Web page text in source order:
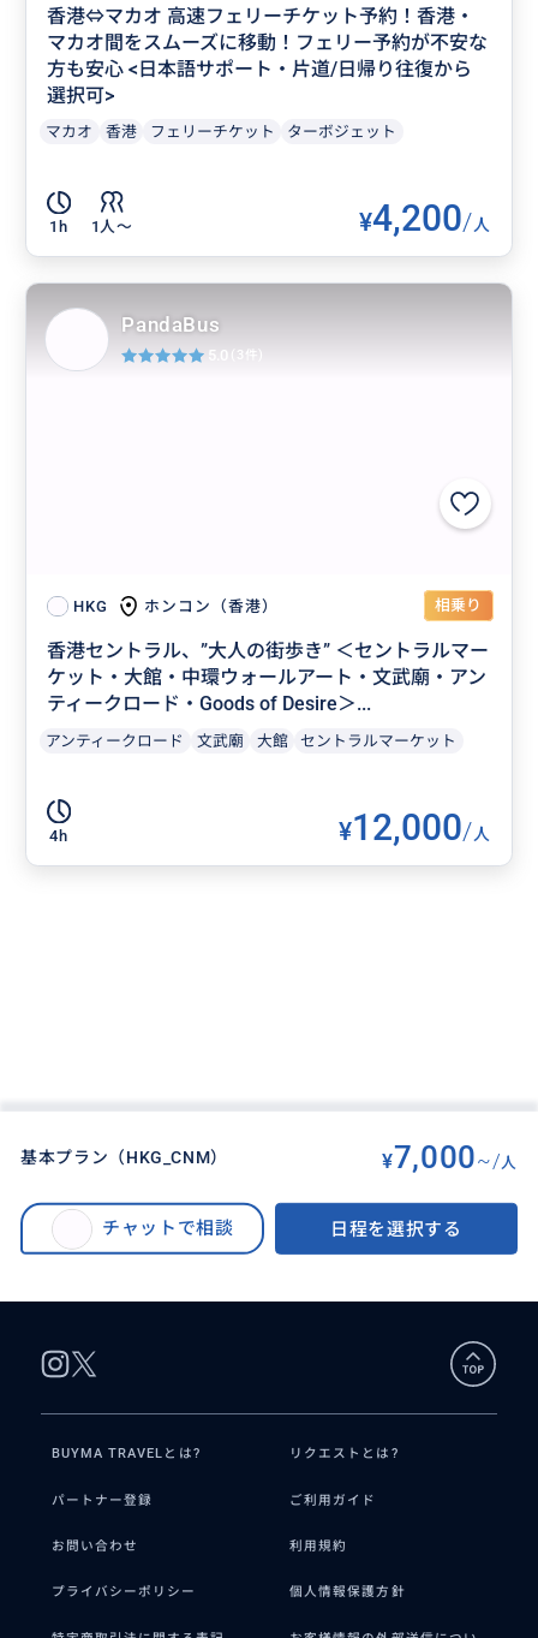
香港⇔マカオ 高速フェリーチケット予約！香港・
マカオ間をスムーズに移動！フェリー予約が不安な
方も安心 <日本語サポート・片道/日帰り往復から
選択可>
マカオ 香港 フェリーチケット ターボジェット
1h 1人〜 ¥4,200/人
HKG ホンコン（香港） 相乗り
香港セントラル、”大人の街歩き” ＜セントラルマー
ケット・大館・中環ウォールアート・文武廟・アン
ティークロード・Goods of Desire＞...
アンティークロード 文武廟 大館 セントラルマーケット
4h ¥12,000/人
PandaBus
5.0 (3件)
基本プラン（HKG_CNM） ¥7,000~/人
チャットで相談 日程を選択する
BUYMA TRAVEL> ホンコン（香港）オプショナルツアー>
最新エリアを3時間で満喫！日本語ガイドと巡る 中環 (セントラル ) 街歩きツ
アー＜文武廟・ウォールアート・大館（旧刑務所）＞＜午前発 / 半日 / 日本
語ガイド＞
BUYMA TRAVELとは? リクエストとは?
パートナー登録 ご利用ガイド
お問い合わせ 利用規約
プライバシーポリシー 個人情報保護方針